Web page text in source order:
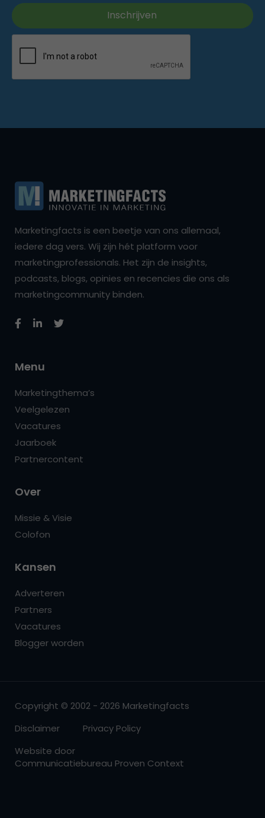
Marketingfacts is een beetje van ons allemaal,
iedere dag vers. Wij zijn hét platform voor
marketingprofessionals. Het zijn de insights,
podcasts, blogs, opinies en recencies die ons als
marketingcommunity binden.
Menu
Marketingthema’s
Veelgelezen
Vacatures
Jaarboek
Partnercontent
Over
Missie & Visie
Colofon
Kansen
Adverteren
Partners
Vacatures
Blogger worden
Copyright © 2002 - 2026 Marketingfacts
Disclaimer
Privacy Policy
Website door
Communicatiebureau Proven Context